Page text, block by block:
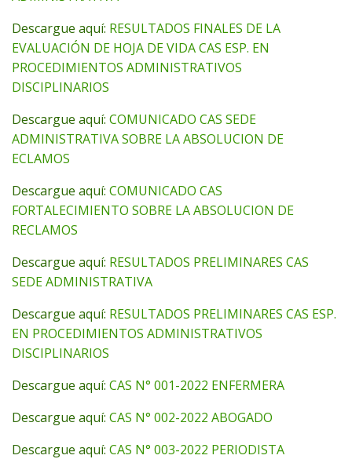
Descargue aquí: RESULTADOS FINALES DE LA
EVALUACIÓN DE HOJA DE VIDA CAS ESP. EN
PROCEDIMIENTOS ADMINISTRATIVOS
DISCIPLINARIOS
Descargue aquí: COMUNICADO CAS SEDE
ADMINISTRATIVA SOBRE LA ABSOLUCION DE
ECLAMOS
Descargue aquí: COMUNICADO CAS
FORTALECIMIENTO SOBRE LA ABSOLUCION DE
RECLAMOS
Descargue aquí: RESULTADOS PRELIMINARES CAS
SEDE ADMINISTRATIVA
Descargue aquí: RESULTADOS PRELIMINARES CAS ESP.
EN PROCEDIMIENTOS ADMINISTRATIVOS
DISCIPLINARIOS
Descargue aquí: CAS N° 001-2022 ENFERMERA
Descargue aquí: CAS N° 002-2022 ABOGADO
Descargue aquí: CAS N° 003-2022 PERIODISTA